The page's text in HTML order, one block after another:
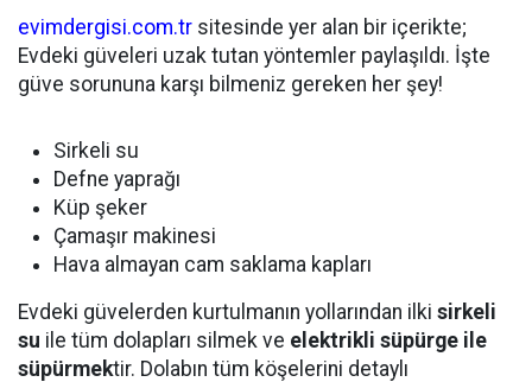
evimdergisi.com.tr sitesinde yer alan bir içerikte;
Evdeki güveleri uzak tutan yöntemler paylaşıldı. İşte
güve sorununa karşı bilmeniz gereken her şey!
Sirkeli su
Defne yaprağı
Küp şeker
Çamaşır makinesi
Hava almayan cam saklama kapları
Evdeki güvelerden kurtulmanın yollarından ilki sirkeli
su ile tüm dolapları silmek ve elektrikli süpürge ile
süpürmektir. Dolabın tüm köşelerini detaylı